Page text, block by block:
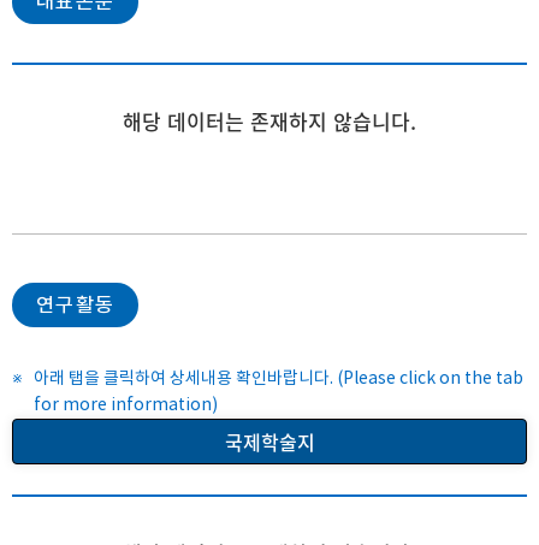
해당 데이터는 존재하지 않습니다.
연구활동
아래 탭을 클릭하여 상세내용 확인바랍니다. (Please click on the tab
for more information)
국제학술지